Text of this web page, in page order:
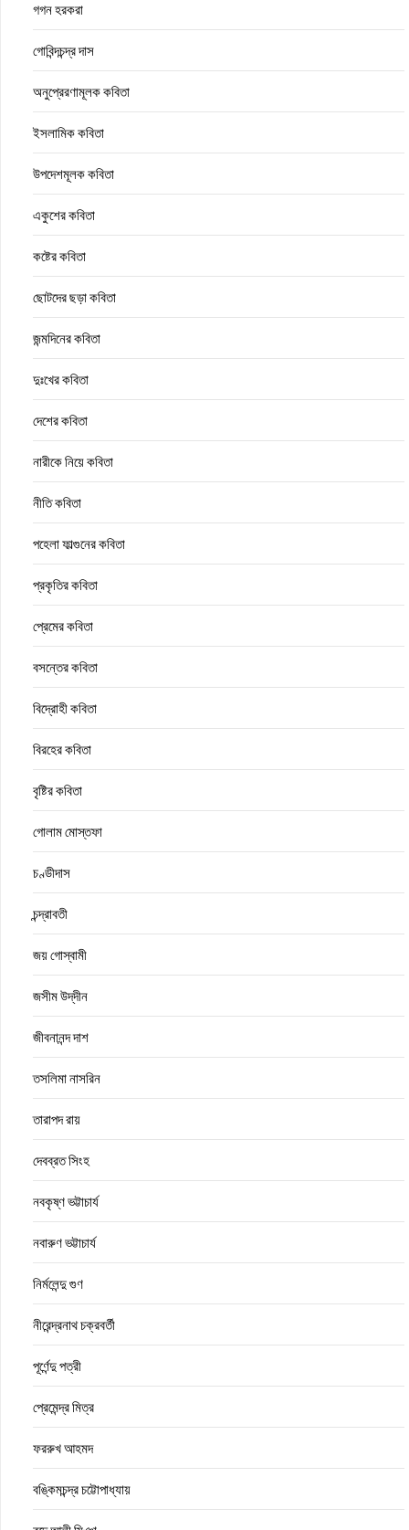
গগন হরকরা
গোবিন্দচন্দ্র দাস
অনুপ্রেরণামূলক কবিতা
ইসলামিক কবিতা
উপদেশমূলক কবিতা
একুশের কবিতা
কষ্টের কবিতা
ছোটদের ছড়া কবিতা
জন্মদিনের কবিতা
দুঃখের কবিতা
দেশের কবিতা
নারীকে নিয়ে কবিতা
নীতি কবিতা
পহেলা ফাল্গুনের কবিতা
প্রকৃতির কবিতা
প্রেমের কবিতা
বসন্তের কবিতা
বিদ্রোহী কবিতা
বিরহের কবিতা
বৃষ্টির কবিতা
গোলাম মোস্তফা
চণ্ডীদাস
চন্দ্রাবতী
জয় গোস্বামী
জসীম উদ্‌দীন
জীবনানন্দ দাশ
তসলিমা নাসরিন
তারাপদ রায়
দেবব্রত সিংহ
নবকৃষ্ণ ভট্টাচার্য
নবারুণ ভট্টাচার্য
নির্মলেন্দু গুণ
নীরেন্দ্রনাথ চক্রবর্তী
পূর্ণেন্দু পত্রী
প্রেমেন্দ্র মিত্র
ফররুখ আহমদ
বঙ্কিমচন্দ্র চট্টোপাধ্যায়